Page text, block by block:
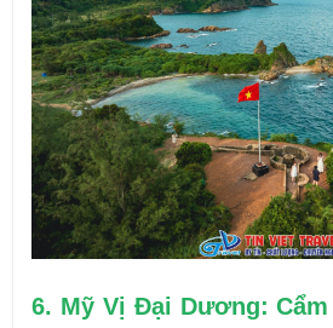
6. Mỹ Vị Đại Dương: